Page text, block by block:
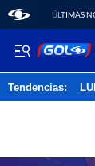
ÚLTIMAS
Tendencias: